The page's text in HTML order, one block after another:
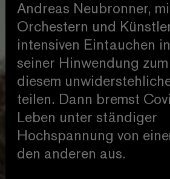
Andreas Neubronner,
Orchestern und
intensiven Eintauchen
seiner Hinwendung
diesem
teilen. Dann bremst
Leben unter ständiger
Hochspannung von
den anderen aus.